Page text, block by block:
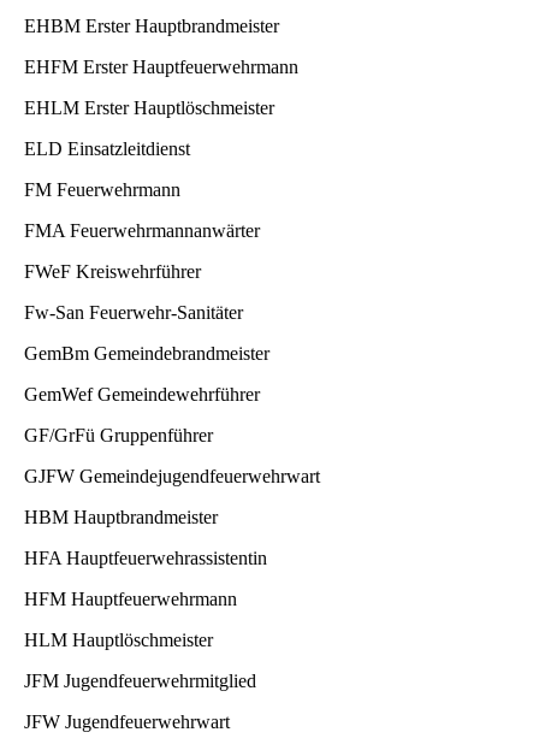
EHBM Erster Hauptbrandmeister
EHFM Erster Hauptfeuerwehrmann
EHLM Erster Hauptlöschmeister
ELD Einsatzleitdienst
FM Feuerwehrmann
FMA Feuerwehrmannanwärter
FWeF Kreiswehrführer
Fw-San Feuerwehr-Sanitäter
GemBm Gemeindebrandmeister
GemWef Gemeindewehrführer
GF/GrFü Gruppenführer
GJFW Gemeindejugendfeuerwehrwart
HBM Hauptbrandmeister
HFA Hauptfeuerwehrassistentin
HFM Hauptfeuerwehrmann
HLM Hauptlöschmeister
JFM Jugendfeuerwehrmitglied
JFW Jugendfeuerwehrwart